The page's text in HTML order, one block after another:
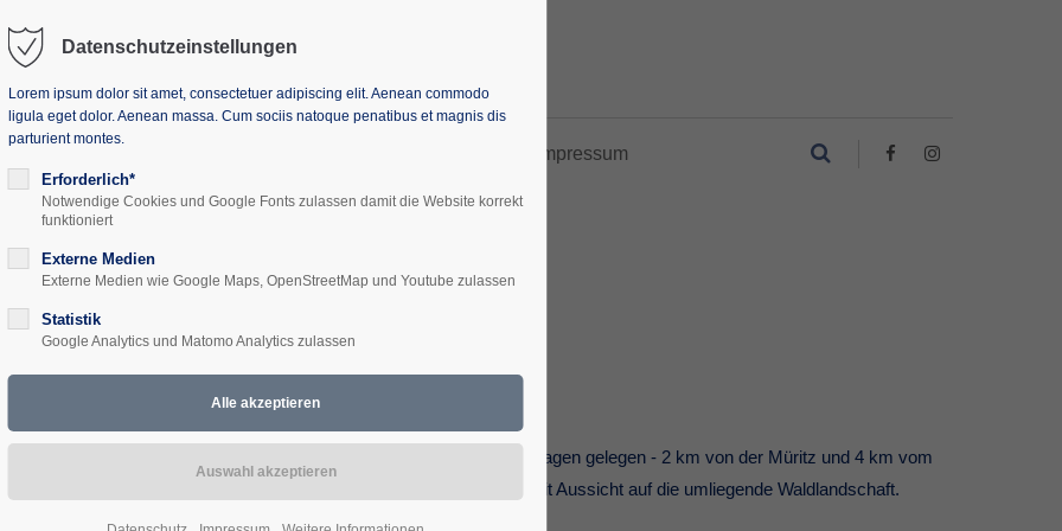
Impressum
(Müritz)
Akademie Mecklenburg-Vorpommern.
vom Kölpinsee entfernt, direkt am Radweg Berlin-Kopenhagen gelegen - 2 km von der Müritz und 4 km vom
für Tagungen und Übernachtungen in entspannter Atmosphäre mit Aussicht auf die umliegende Waldlandschaft.
Ausgangpunkt zur Erkundung der Region.
Datenschutzeinstellungen
Lorem ipsum dolor sit amet, consectetuer adipiscing elit. Aenean commodo
ligula eget dolor. Aenean massa. Cum sociis natoque penatibus et magnis dis
parturient montes.
Erforderlich*
Notwendige Cookies und Google Fonts zulassen damit die Website korrekt
funktioniert
Externe Medien
Externe Medien wie Google Maps, OpenStreetMap und Youtube zulassen
Statistik
Google Analytics und Matomo Analytics zulassen